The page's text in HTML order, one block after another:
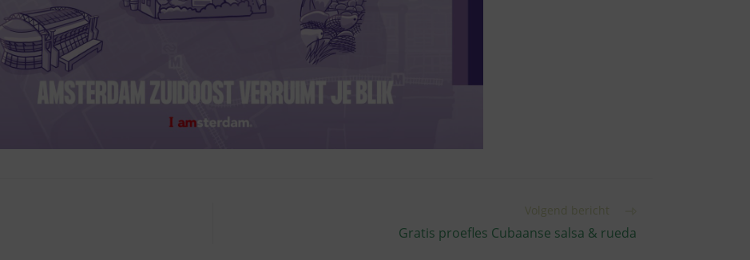
Volgend bericht
Gratis proefles Cubaanse salsa & rueda